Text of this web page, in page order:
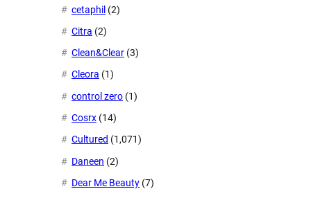
cetaphil (2)
Citra (2)
Clean&Clear (3)
Cleora (1)
control zero (1)
Cosrx (14)
Cultured (1,071)
Daneen (2)
Dear Me Beauty (7)